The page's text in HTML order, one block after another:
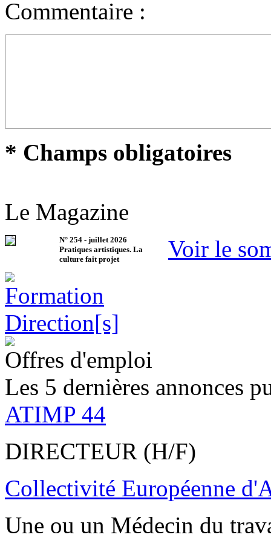
Commentaire :
* Champs obligatoires
Le Magazine
N° 254 - juillet 2026
Pratiques artistiques. La
culture fait projet
Voir le
Offres d'emploi
Les 5 dernières annonces
ATIMP 44
DIRECTEUR (H/F)
Collectivité Européenne
Une ou un Médecin du